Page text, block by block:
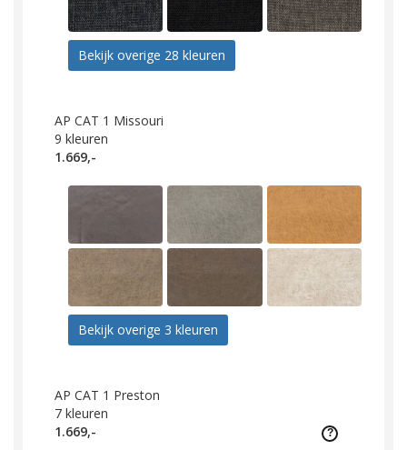
Bekijk overige 28 kleuren
AP CAT 1 Missouri
9 kleuren
1.669,-
Bekijk overige 3 kleuren
AP CAT 1 Preston
7 kleuren
1.669,-